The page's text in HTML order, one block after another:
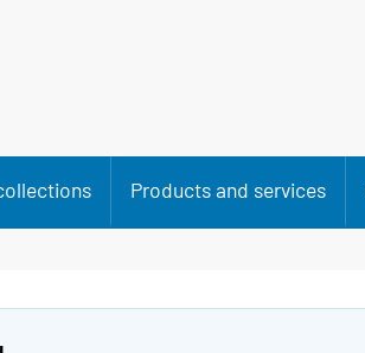
Products and services